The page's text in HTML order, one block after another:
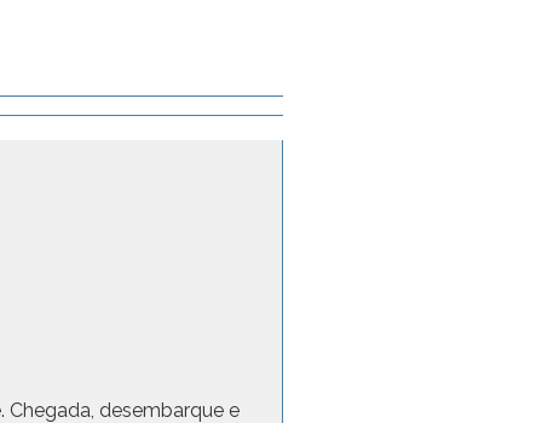
desembarque e